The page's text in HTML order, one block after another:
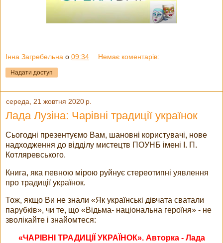
Інна Загребельна о 09:34 Немає коментарів:
Надати доступ
середа, 21 жовтня 2020 р.
Лада Лузіна: Чарівні традиції українок
Сьогодні презентуємо Вам, шановні користувачі, нове
надходження до відділу мистецтв ПОУНБ імені І. П.
Котляревського.
Книга, яка певною мірою руйнує стереотипні уявлення
про традиції українок.
Тож, якщо Ви не знали «Як українські дівчата сватали
парубків», чи те, що «Відьма- національна героїня» - не
зволікайте і знайомтеся:
«ЧАРІВНІ ТРАДИЦІЇ УКРАЇНОК». Авторка - Лада